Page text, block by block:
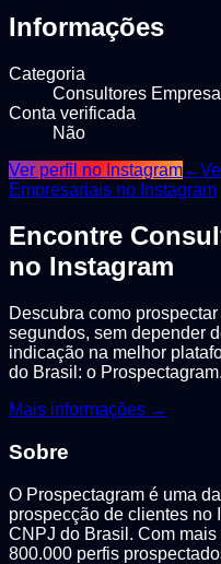
Informações
Categoria
Consultores
Conta verificada
Não
Ver perfil no Instagram←
Empresariais no Instagram
Encontre
no Instagram
Descubra como
segundos, sem depender
indicação na melhor
do Brasil: o Prospectagram.
Mais informações →
Sobre
O Prospectagram é uma
prospecção de clientes no
CNPJ do Brasil. Com
800.000 perfis